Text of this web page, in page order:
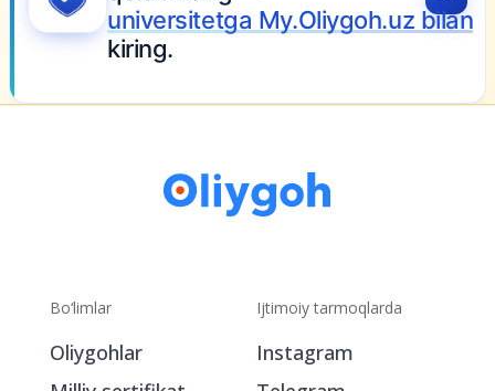
tasodifga
—
My.Oliygoh.uz bilan